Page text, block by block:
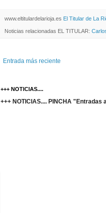
www.eltitulardelarioja.es El Titular de La
Noticias relacionadas EL TITULAR:
Entrada más reciente
+++ NOTICIAS....
+++ NOTICIAS.... PINCHA "Entradas